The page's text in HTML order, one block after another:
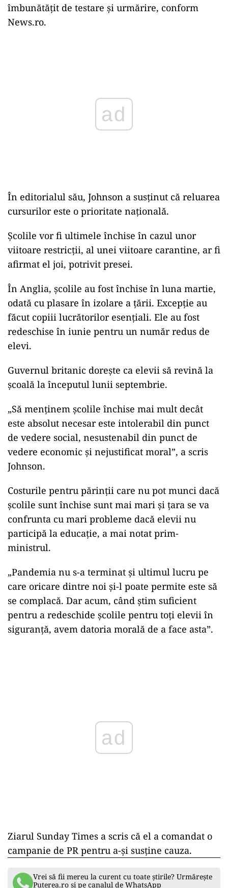
îmbunătăţit de testare şi urmărire, conform
News.ro.
În editorialul său, Johnson a susţinut că reluarea
cursurilor este o prioritate naţională.
Şcolile vor fi ultimele închise în cazul unor
viitoare restricţii, al unei viitoare carantine, ar fi
afirmat el joi, potrivit presei.
În Anglia, şcolile au fost închise în luna martie,
odată cu plasare în izolare a ţării. Excepţie au
făcut copiii lucrătorilor esenţiali. Ele au fost
redeschise în iunie pentru un număr redus de
elevi.
Guvernul britanic doreşte ca elevii să revină la
şcoală la începutul lunii septembrie.
„Să menţinem şcolile închise mai mult decât
este absolut necesar este intolerabil din punct
de vedere social, nesustenabil din punct de
vedere economic şi nejustificat moral”, a scris
Johnson.
Costurile pentru părinţii care nu pot munci dacă
şcolile sunt închise sunt mai mari şi ţara se va
confrunta cu mari probleme dacă elevii nu
participă la educaţie, a mai notat prim-
ministrul.
„Pandemia nu s-a terminat şi ultimul lucru pe
care oricare dintre noi şi-l poate permite este să
se complacă. Dar acum, când ştim suficient
pentru a redeschide şcolile pentru toţi elevii în
siguranţă, avem datoria morală de a face asta”.
ad
Ziarul Sunday Times a scris că el a comandat o
campanie de PR pentru a-şi susţine cauza.
Vrei să fii mereu la curent cu toate știrile? Urmărește
Puterea.ro și pe canalul de WhatsApp